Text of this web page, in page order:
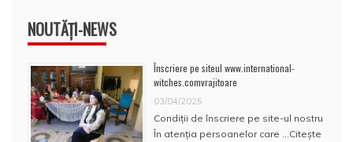
NOUTĂȚI-NEWS
Înscriere pe siteul www.international-
witches.comvrajitoare
03/04/2025
Condiţii de înscriere pe site-ul nostru
În atenţia persoanelor care …Citește